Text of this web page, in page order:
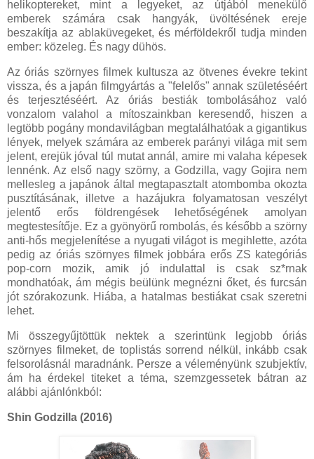
helikoptereket, mint a legyeket, az útjából menekülő
emberek számára csak hangyák, üvöltésének ereje
beszakítja az ablaküvegeket, és mérföldekről tudja minden
ember: közeleg. És nagy dühös.
Az óriás szörnyes filmek kultusza az ötvenes évekre tekint
vissza, és a japán filmgyártás a "felelős" annak születéséért
és terjesztéséért. Az óriás bestiák tombolásához való
vonzalom valahol a mítoszainkban keresendő, hiszen a
legtöbb pogány mondavilágban megtalálhatóak a gigantikus
lények, melyek számára az emberek parányi világa mit sem
jelent, erejük jóval túl mutat annál, amire mi valaha képesek
lennénk. Az első nagy szörny, a Godzilla, vagy Gojira nem
mellesleg a japánok által megtapasztalt atombomba okozta
pusztításának, illetve a hazájukra folyamatosan veszélyt
jelentő erős földrengések lehetőségének amolyan
megtestesítője. Ez a gyönyörű rombolás, és később a szörny
anti-hős megjelenítése a nyugati világot is megihlette, azóta
pedig az óriás szörnyes filmek jobbára erős ZS kategóriás
pop-corn mozik, amik jó indulattal is csak sz*rnak
mondhatóak, ám mégis beülünk megnézni őket, és furcsán
jót szórakozunk. Hiába, a hatalmas bestiákat csak szeretni
lehet.
Mi összegyűjtöttük nektek a szerintünk legjobb óriás
szörnyes filmeket, de toplistás sorrend nélkül, inkább csak
felsorolásnál maradnánk. Persze a véleményünk szubjektív,
ám ha érdekel titeket a téma, szemzgessetek bátran az
alábbi ajánlónkból:
Shin Godzilla (2016)